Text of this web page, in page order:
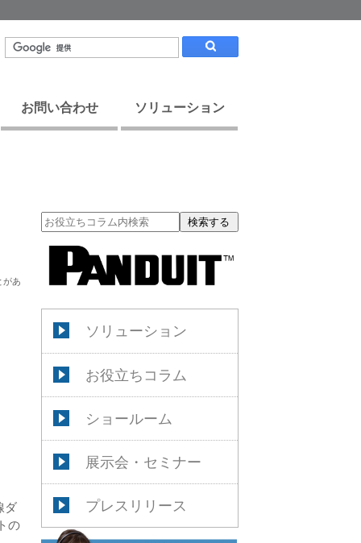
お問い合わせ ソリューション
検索する
ソリューション
お役立ちコラム
ショールーム
展示会・セミナー
プレスリリース
があ
ダ
の